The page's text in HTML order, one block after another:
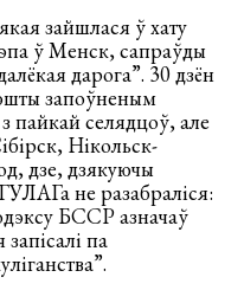
зайшлася ў хату
ў Менск, сапраўды
дарога”. 30 дзён
запоўненым
пайкай селядцоў, але
Нікольск-
дзе, дзякуючы
не разабраліся:
БССР азначаў
па